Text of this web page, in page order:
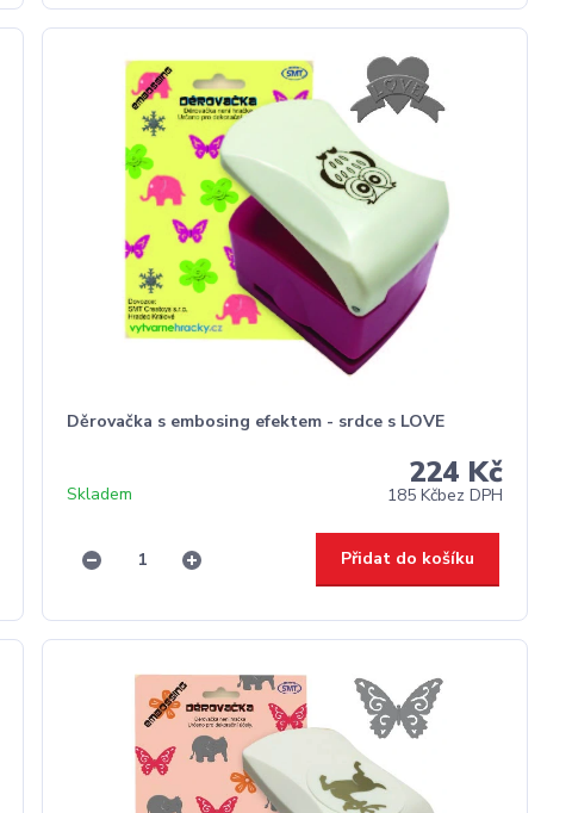
Děrovačka s embosing efektem - srdce s LOVE
224 Kč
185 Kčbez DPH
Skladem
Přidat do košíku